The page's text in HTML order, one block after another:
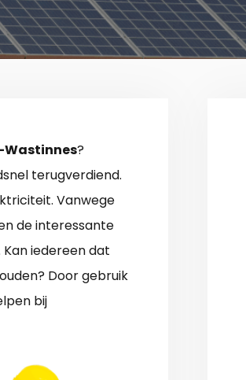
Wastinnes?
terugverdiend.
Vanwege
de interessante
iedereen dat
Door gebruik
bij